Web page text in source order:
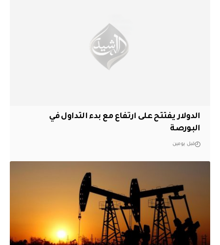
الدولار يفتتح على ارتفاع مع بدء التداول في
البورصة
قبل يومين